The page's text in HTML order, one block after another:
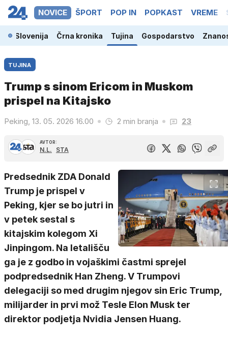
NOVICE ŠPORT POP IN POPKAST VREME
Slovenija Črna kronika Tujina Gospodarstvo
TUJINA
Trump s sinom Ericom in Muskom
prispel na Kitajsko
Peking, 13. 05. 2026 16.00 2 min branja 23
AVTOR:
N.L. STA
Predsednik ZDA Donald
Trump je prispel v
Peking, kjer se bo jutri in
v petek sestal s
kitajskim kolegom Xi
Jinpingom. Na letališču
ga je z godbo in vojaškimi častmi sprejel
podpredsednik Han Zheng. V Trumpovi
delegaciji so med drugim njegov sin Eric Trump,
milijarder in prvi mož Tesle Elon Musk ter
direktor podjetja Nvidia Jensen Huang.